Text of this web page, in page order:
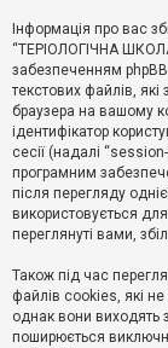
Т
е
м
и
б
е
з
в
і
д
о
і
д
е
й
Інформація про вас
“ТЕРІОЛОГІЧНА
забезпеченням phpBB
текстових файлів,
браузера на вашому
ідентифікатор
сесії (надалі
програмним
після перегляду
використовується
переглянуті вами,
Також під час
файлів cookies, які
однак вони виходять
поширюється